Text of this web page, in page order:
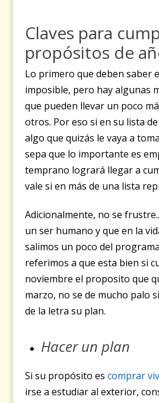
Claves para
propósitos de
Lo primero que deben saber
imposible, pero hay algunas
que pueden llevar un poco
otros. Por eso si en su lista
algo que quizás le vaya a
sepa que lo importante es
temprano logrará llegar a
vale si en más de una lista
Adicionalmente, no se
un ser humano y que en la
salimos un poco del
referimos a que esta bien si
noviembre el proposito que
marzo, no se de mucho palo
de la letra su plan.
Hacer un plan
Si su propósito escomprar
irse a estudiar al exterior,